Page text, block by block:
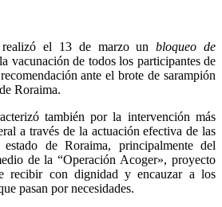
realizó el 13 de marzo unbloqueo de
vacunación de todos los participantes de
ante el brote de sarampión
Roraima.
también por la intervención más
a través de la actuación efectiva de las
de Roraima, principalmente del
de la “Operación Acoger», proyecto
recibir con dignidad y encauzar a los
pasan por necesidades.